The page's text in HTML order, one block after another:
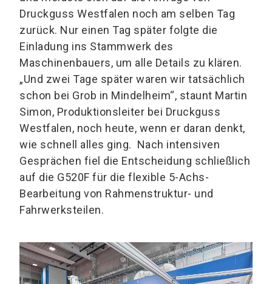
Druckguss Westfalen noch am selben Tag
zurück. Nur einen Tag später folgte die
Einladung ins Stammwerk des
Maschinenbauers, um alle Details zu klären.
„Und zwei Tage später waren wir tatsächlich
schon bei Grob in Mindelheim“, staunt Martin
Simon, Produktionsleiter bei Druckguss
Westfalen, noch heute, wenn er daran denkt,
wie schnell alles ging. Nach intensiven
Gesprächen fiel die Entscheidung schließlich
auf die G520F für die flexible 5-Achs-
Bearbeitung von Rahmenstruktur- und
Fahrwerksteilen.